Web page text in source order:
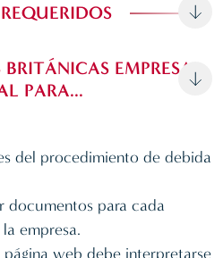
BRITÁNICAS EMPRESA
PARA...
del procedimiento de debida
documentos para cada
empresa.
página web debe interpretarse